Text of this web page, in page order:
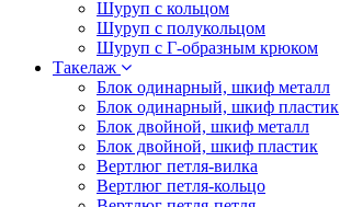
Шуруп с кольцом
Шуруп с полукольцом
Шуруп с Г-образным крюком
Такелаж
Блок одинарный, шкиф металл
Блок одинарный, шкиф пластик
Блок двойной, шкиф металл
Блок двойной, шкиф пластик
Вертлюг петля-вилка
Вертлюг петля-кольцо